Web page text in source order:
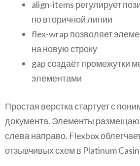
align-items регулирует
по вторичной линии
flex-wrap позволяет
на новую строку
gap создаёт промежутки
элементами
Простая верстка стартует с
документа. Элементы
слева направо. Flexbox
отзывчивых схем в Platinum